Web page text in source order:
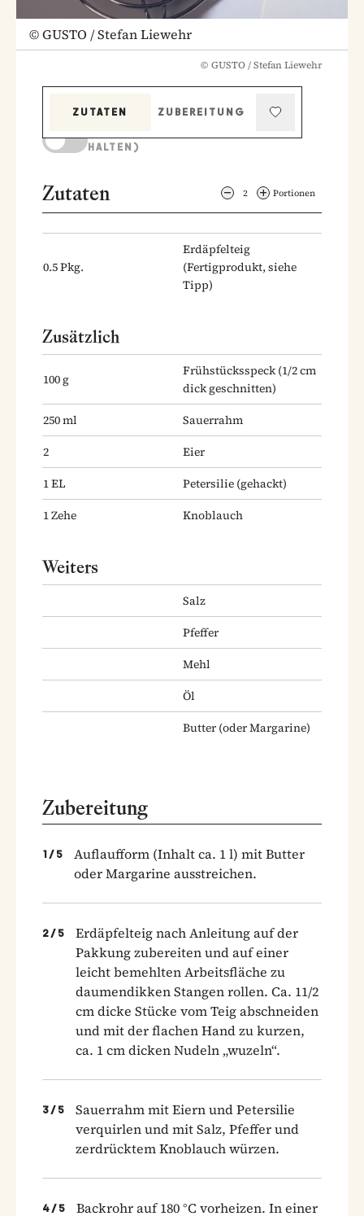
©GUSTO / Stefan Liewehr
© GUSTO / Stefan Liewehr
ZUTATEN
ZUBEREITUNG
HALTEN)
Zutaten 2 Portionen
0.5Pkg.
Erdäpfelteig
(Fertigprodukt, siehe
Tipp)
Zusätzlich
100g
Frühstücksspeck(1/2 cm
dick geschnitten)
250ml
Sauerrahm
2
Eier
1EL Petersilie (gehackt)
1Zehe Knoblauch
Weiters
Salz
Pfeffer
Mehl
Öl
Butter (oder Margarine)
Zubereitung
1 / 5
Auflaufform (Inhalt ca. 1 l) mit Butter
oder Margarine ausstreichen.
2 / 5
Erdäpfelteig nach Anleitung auf der
Pakkung zubereiten und auf einer
leicht bemehlten Arbeitsfläche zu
daumendikken Stangen rollen. Ca. 11/2
cm dicke Stücke vom Teig abschneiden
und mit der flachen Hand zu kurzen,
ca. 1 cm dicken Nudeln „wuzeln“.
3 / 5
Sauerrahm mit Eiern und Petersilie
verquirlen und mit Salz, Pfeffer und
zerdrücktem Knoblauch würzen.
4 / 5 Backrohr auf 180 °C vorheizen. In einer